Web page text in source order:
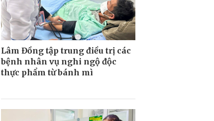
Lâm Đồng tập trung điều trị các
bệnh nhân vụ nghi ngộ độc
thực phẩm từ bánh mì